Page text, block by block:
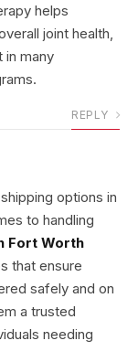
helps
joint health,
in many
REPLY
options in
to handling
Fort Worth
that ensure
safely and on
a trusted
needing